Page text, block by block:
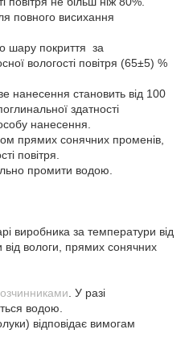
повного висихання
шару покриття за
вологості повітря (65±5) %
нанесення становить від 100
здатності
нанесення.
прямих сонячних променів,
повітря.
промити водою.
виробника за температури від
вологи, прямих сонячних
. У разі
водою.
відповідає вимогам